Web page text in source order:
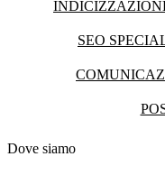
SEO
Dove siamo